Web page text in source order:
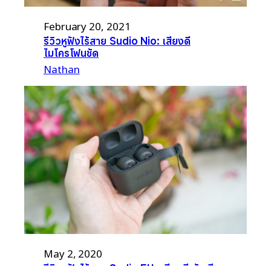
February 20, 2021
รีวิวหูฟังไร้สาย Sudio Nio: เสียงดี
ไมโครโฟนชัด
Nathan
May 2, 2020